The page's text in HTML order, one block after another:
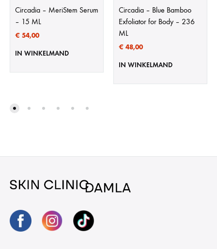
Circadia – MeriStem Serum
– 15 ML
€ 54,00
IN WINKELMAND
Circadia – Blue Bamboo
Exfoliator for Body – 236
ML
€ 48,00
IN WINKELMAND